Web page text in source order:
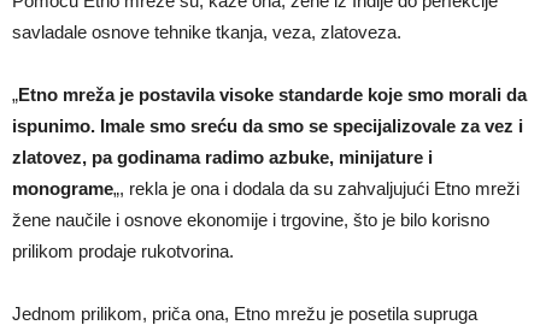
savladale osnove tehnike tkanja, veza, zlatoveza.
„Etno mreža je postavila visoke standarde koje smo morali da
ispunimo. Imale smo sreću da smo se specijalizovale za vez i
zlatovez, pa godinama radimo azbuke, minijature i
monograme„, rekla je ona i dodala da su zahvaljujući Etno mreži
žene naučile i osnove ekonomije i trgovine, što je bilo korisno
prilikom prodaje rukotvorina.
Jednom prilikom, priča ona, Etno mrežu je posetila supruga